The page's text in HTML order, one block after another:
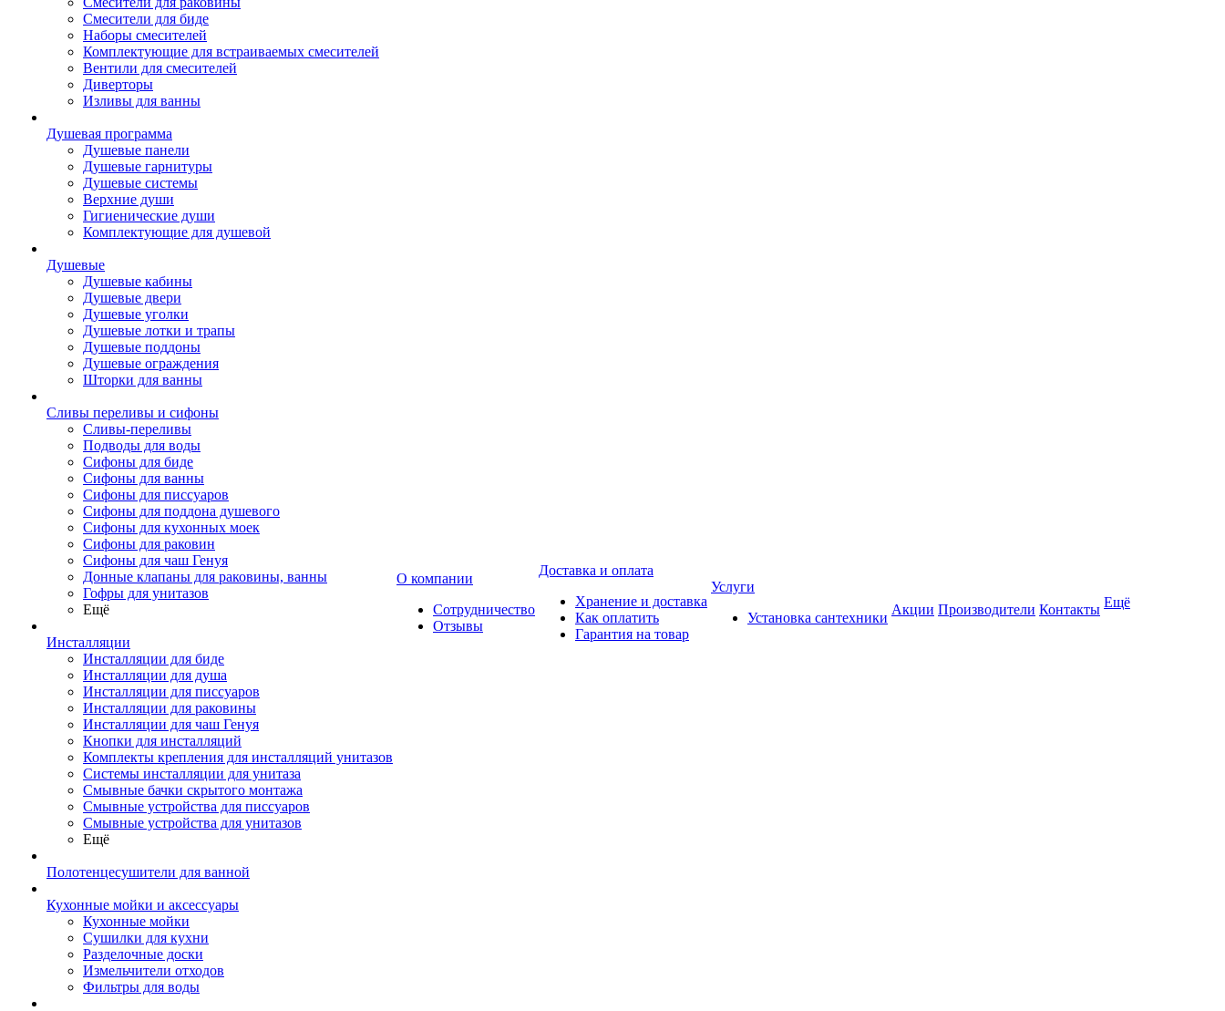
Смесители для биде
Наборы смесителей
Комплектующие для встраиваемых смесителей
Вентили для смесителей
Диверторы
Изливы для ванны
Душевая программа
Душевые панели
Душевые гарнитуры
Душевые системы
Верхние души
Гигиенические души
Комплектующие для душевой
Душевые
Душевые кабины
Душевые двери
Душевые уголки
Душевые лотки и трапы
Душевые поддоны
Душевые ограждения
Шторки для ванны
Сливы переливы и сифоны
Сливы-переливы
Подводы для воды
Сифоны для биде
Сифоны для ванны
Сифоны для писсуаров
Сифоны для поддона душевого
Сифоны для кухонных моек
Сифоны для раковин
Сифоны для чаш Генуя
Донные клапаны для раковины, ванны
Гофры для унитазов
Ещё
Инсталляции
Инсталляции для биде
Инсталляции для душа
Инсталляции для писсуаров
Инсталляции для раковины
Инсталляции для чаш Генуя
Кнопки для инсталляций
Комплекты крепления для инсталляций унитазов
Системы инсталляции для унитаза
Смывные бачки скрытого монтажа
Смывные устройства для писсуаров
Смывные устройства для унитазов
Ещё
Полотенцесушители для ванной
Кухонные мойки и аксессуары
Кухонные мойки
Сушилки для кухни
Разделочные доски
Измельчители отходов
Фильтры для воды
О компании
Сотрудничество
Отзывы
Доставка и оплата
Хранение и доставка
Как оплатить
Гарантия на товар
Услуги
Установка сантехники
Акции Производители Контакты Ещё